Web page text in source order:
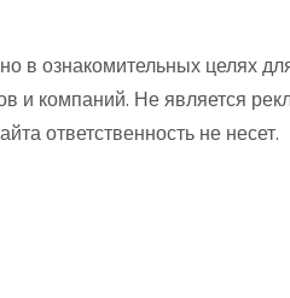
в ознакомительных целях
и компаний. Не является
ответственность не несет.